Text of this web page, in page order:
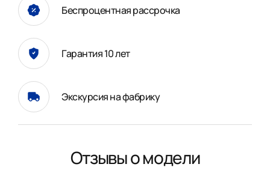
Беспроцентная рассрочка
Гарантия 10 лет
Экскурсия на фабрику
Отзывы о модели